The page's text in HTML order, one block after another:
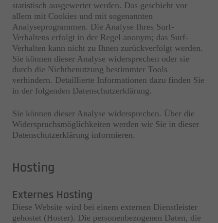
statistisch ausgewertet werden. Das geschieht vor
allem mit Cookies und mit sogenannten
Analyseprogrammen. Die Analyse Ihres Surf-
Verhaltens erfolgt in der Regel anonym; das Surf-
Verhalten kann nicht zu Ihnen zurückverfolgt werden.
Sie können dieser Analyse widersprechen oder sie
durch die Nichtbenutzung bestimmter Tools
verhindern. Detaillierte Informationen dazu finden Sie
in der folgenden Datenschutzerklärung.
Sie können dieser Analyse widersprechen. Über die
Widerspruchsmöglichkeiten werden wir Sie in dieser
Datenschutzerklärung informieren.
Hosting
Externes Hosting
Diese Website wird bei einem externen Dienstleister
gehostet (Hoster). Die personenbezogenen Daten, die